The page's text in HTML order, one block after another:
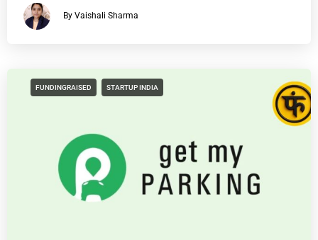
By Vaishali Sharma
FUNDINGRAISED STARTUP INDIA